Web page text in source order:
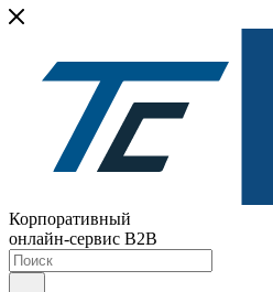
Корпоративный
онлайн-сервис B2B